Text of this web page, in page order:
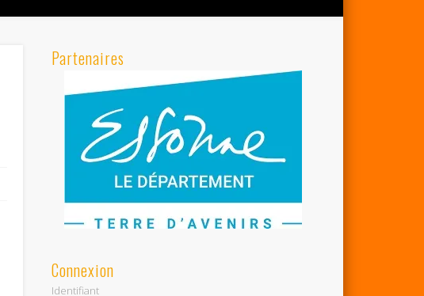
Partenaires
Connexion
Identifiant